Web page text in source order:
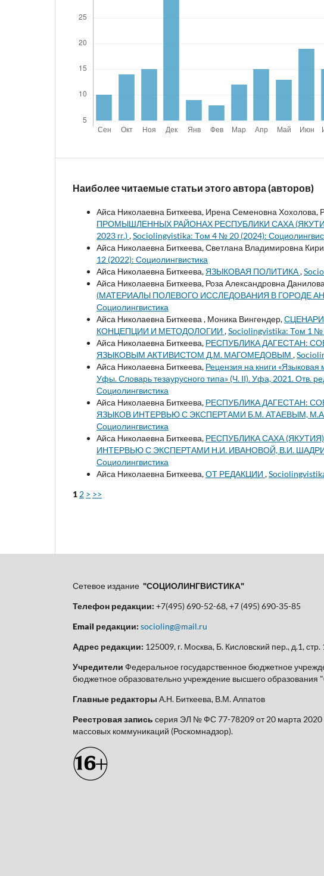
Наиболее читаемые статьи этого автора (авторов)
Айса Николаевна Биткеева, Ирена Семеновна Хохолова,
ПРОМЫШЛЕННЫХ РАЙОНАХ РЕСПУБЛИКИ САХА
2023 гг.),Sociolingvistika: Том 4 № 20 (2024):
Айса Николаевна Биткеева, Светлана Владимировна
12 (2022): Социолингвистика
Айса Николаевна Биткеева, ЯЗЫКОВАЯ ПОЛИТИКА,
Айса Николаевна Биткеева, Роза Александровна
(МАТЕРИАЛЫ ПОЛЕВОГО ИССЛЕДОВАНИЯ В ГОРОДЕ
Социолингвистика
Айса Николаевна Биткеева , Моника Вингендер,
КОНЦЕПЦИИ И МЕТОДОЛОГИИ ,Sociolingvistika: Том 1 №
Айса Николаевна Биткеева, РЕСПУБЛИКА ДАГЕСТАН:
ЯЗЫКОВЫМ АКТИВИСТОМ Д.М. МАГОМЕДОВЫМ ,
Айса Николаевна Биткеева, Рецензия на книги
Уфы. Словарь тезаурусного типа» (Ч. II). Уфа, 2021. Отв.
Социолингвистика
Айса Николаевна Биткеева, РЕСПУБЛИКА ДАГЕСТАН:
ЯЗЫКОВ ИНТЕРВЬЮ С ЭКСПЕРТАМИ Б.М. АТАЕВЫМ,
Социолингвистика
Айса Николаевна Биткеева, РЕСПУБЛИКА САХА
ИНТЕРВЬЮ С ЭКСПЕРТАМИ Н.И. ИВАНОВОЙ, В.И.
Социолингвистика
Айса Николаевна Биткеева,ОТ РЕДАКЦИИ ,
1 2 > >>
Сетевое издание "СОЦИОЛИНГВИСТИКА"
Телефон редакции: +7(495) 690-52-68, +7 (495) 690-35-85
Email редакции: socioling@mail.ru
Адрес редакции: 125009, г. Москва, Б. Кисловский пер., д.1, стр.
Учредители Федеральное государственное бюджетное
бюджетное образовательно учреждение высшего образования
Главные редакторы А.Н. Биткеева, В.М. Алпатов
Реестровая запись серия ЭЛ № ФС 77-78209 от 20 марта 2020
массовых коммуникаций (Роскомнадзор).